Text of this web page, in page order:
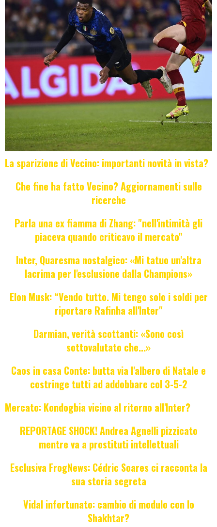
La sparizione di Vecino: importanti novità in vista?
Che fine ha fatto Vecino? Aggiornamenti sulle
ricerche
Parla una ex fiamma di Zhang: "nell'intimità gli
piaceva quando criticavo il mercato"
Inter, Quaresma nostalgico: «Mi tatuo un'altra
lacrima per l'esclusione dalla Champions»
Elon Musk: “Vendo tutto. Mi tengo solo i soldi per
riportare Rafinha all'Inter"
Darmian, verità scottanti: «Sono così
sottovalutato che...»
Caos in casa Conte: butta via l'albero di Natale e
costringe tutti ad addobbare col 3-5-2
Mercato: Kondogbia vicino al ritorno all'Inter?
REPORTAGE SHOCK! Andrea Agnelli pizzicato
mentre va a prostituti intellettuali
Esclusiva FrogNews: Cédric Soares ci racconta la
sua storia segreta
Vidal infortunato: cambio di modulo con lo
Shakhtar?